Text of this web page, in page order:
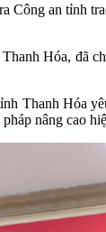
an tỉnh
Hóa, đã
Thanh Hóa
nâng cao